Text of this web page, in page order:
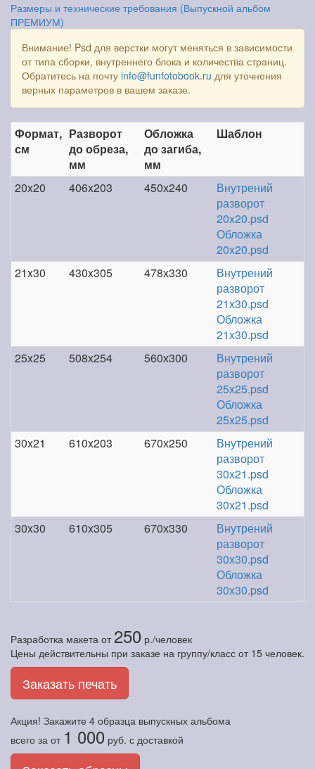
Размеры и технические требования (Выпускной альбом
ПРЕМИУМ)
Внимание! Psd для верстки могут меняться в зависимости
от типа сборки, внутреннего блока и количества страниц.
Обратитесь на почту info@funfotobook.ru для уточнения
верных параметров в вашем заказе.
Формат,
см
Разворот
до обреза,
мм
Обложка
до загиба,
мм
Шаблон
20x20 406x203 450х240
Внутрений
разворот
20x20.psd
Обложка
20x20.psd
21x30
430x305 478х330
Внутрений
разворот
21x30.psd
Обложка
21x30.psd
25x25
508x254 560х300
Внутрений
разворот
25x25.psd
Обложка
25x25.psd
30x21
610x203 670х250
Внутрений
разворот
30x21.psd
Обложка
30x21.psd
30x30
610x305 670х330
Внутрений
разворот
30x30.psd
Обложка
30x30.psd
Разработка макета от 250 р./человек
Цены действительны при заказе на группу/класс от 15 человек.
Заказать печать
Акция! Закажите 4 образца выпускных альбома
всего за от 1 000 руб. с доставкой